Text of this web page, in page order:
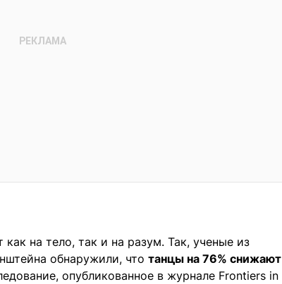
на тело, так и на разум. Так, ученые из
обнаружили, что танцы на 76% снижают
опубликованное в журнале Frontiers in